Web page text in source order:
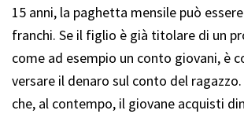
15 anni, la paghetta mensile può
franchi. Se il figlio è già titolare di un
come ad esempio un conto giovani, è
versare il denaro sul conto del
che, al contempo, il giovane acquisti